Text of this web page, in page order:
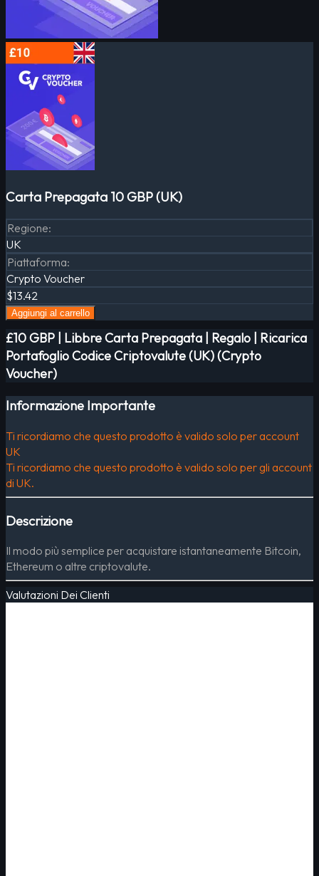
Carta Prepagata 10 GBP (UK)
Regione:
UK
Piattaforma:
Crypto Voucher
$13.42
Aggiungi al carrello
£10 GBP | Libbre Carta Prepagata | Regalo | Ricarica
Portafoglio Codice Criptovalute (UK) (Crypto
Voucher)
Informazione Importante
Ti ricordiamo che questo prodotto è valido solo per account
UK
Ti ricordiamo che questo prodotto è valido solo per gli account
di UK.
Descrizione
Il modo più semplice per acquistare istantaneamente Bitcoin,
Ethereum o altre criptovalute.
Valutazioni Dei Clienti